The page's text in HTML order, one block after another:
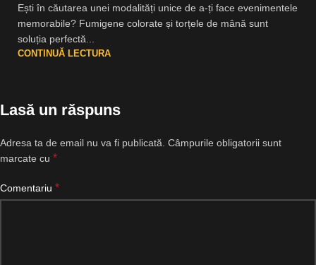
Ești în căutarea unei modalități unice de a-ți face evenimentele
memorabile? Fumigene colorate și torțele de mână sunt
soluția perfectă...
CONTINUĂ LECTURA
Lasă un răspuns
Adresa ta de email nu va fi publicată. Câmpurile obligatorii sunt
marcate cu *
Comentariu *